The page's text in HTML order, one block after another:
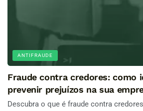
ANTIFRAUDE
Fraude contra credores: como
prevenir prejuízos na sua
Descubra o que é fraude contra